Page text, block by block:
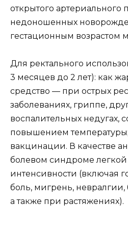
открытого артериального
недоношенных
гестационным возрастом
Для ректального
3 месяцев до 2 лет): как
средство — при острых
заболеваниях, гриппе,
воспалительных недугах,
повышением
вакцинации. В качестве
болевом синдроме
интенсивности (включая
боль, мигрень, невралгии,
а также при растяжениях).